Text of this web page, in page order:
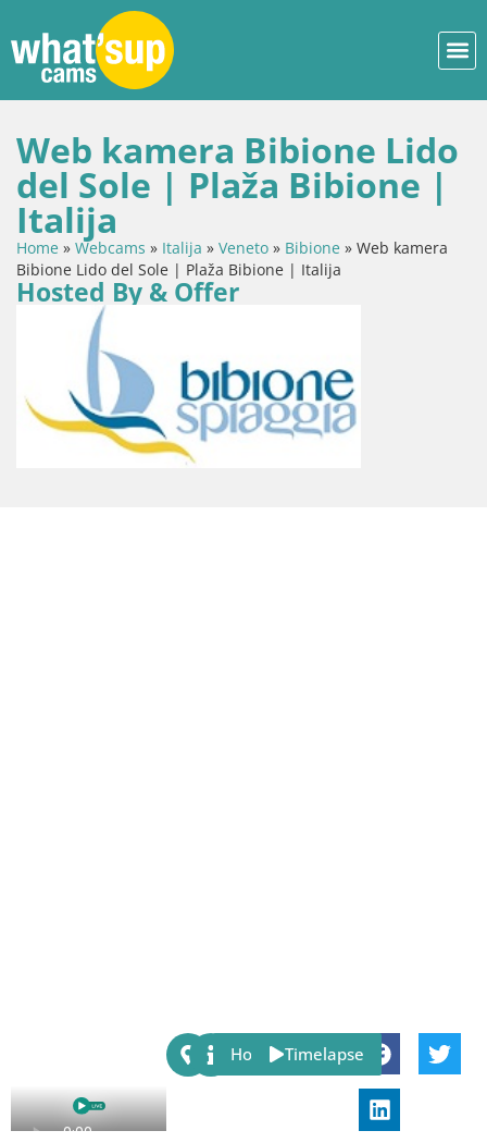
Web kamera Bibione Lido
del Sole | Plaža Bibione |
Italija
Home » Webcams » Italija » Veneto » Bibione » Web kamera
Bibione Lido del Sole | Plaža Bibione | Italija
Hosted By & Offer
Share:
Host Timelapse